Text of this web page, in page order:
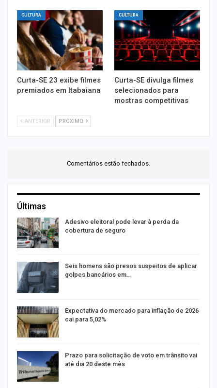
CULTURA
Curta-SE 23 exibe filmes
premiados em Itabaiana
CULTURA
Curta-SE divulga filmes
selecionados para
mostras competitivas
ANTERIOR PRÓXIMO
Comentários estão fechados.
Últimas
Adesivo eleitoral pode levar à perda da
cobertura de seguro
Seis homens são presos suspeitos de aplicar
golpes bancários em…
Expectativa do mercado para inflação de 2026
cai para 5,02%
Prazo para solicitação de voto em trânsito vai
até dia 20 deste mês